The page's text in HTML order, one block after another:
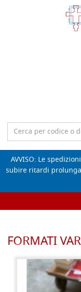
AVVISO: Le
subire ritardi
FORMATI